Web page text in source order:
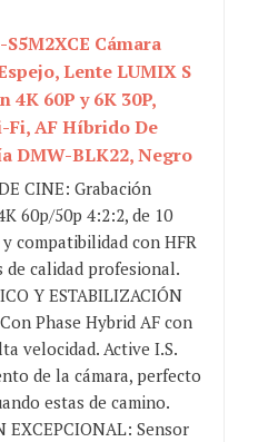
Cámara
Lente LUMIX S
4K 60P y 6K 30P,
AF Híbrido De
DMW-BLK22, Negro
CINE: Grabación
60p/50p 4:2:2, de 10
compatibilidad con HFR
de calidad profesional.
Y ESTABILIZACIÓN
Phase Hybrid AF con
velocidad. Active I.S.
de la cámara, perfecto
estas de camino.
EXCEPCIONAL: Sensor